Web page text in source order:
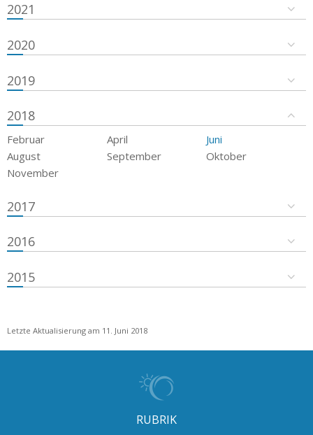
2021
2020
2019
2018
Februar April
Juni
August
September
Oktober
November
2017
2016
2015
Letzte Aktualisierung am 11. Juni 2018
RUBRIK